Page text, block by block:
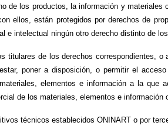
de los productos, la información y
ellos, están protegidos por derechos de
e intelectual ningún otro derecho distinto de
de los derechos correspondientes,
poner a disposición, o permitir el
elementos e información a la
de los materiales, elementos e
técnicos establecidos ONINART o por